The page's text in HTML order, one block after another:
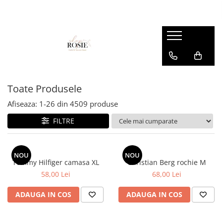
Femei
Genti
Blugi
Bluze/Topuri
Cardigane
Colanti
Fuste
Copii
Bluze
Camasi
Geci
Hanorace
Pantaloni
Pantaloni scurti
Pulovere
Bluze
body
Camasi
Geci
Hanorace
Incaltaminte
Pantaloni scurti
Toate Produsele
Afiseaza: 1-26 din 4509 produse
FILTRE
NOU
Tommy Hilfiger camasa XL
58,00 Lei
ADAUGA IN COS
NOU
Christian Berg rochie M
68,00 Lei
ADAUGA IN COS